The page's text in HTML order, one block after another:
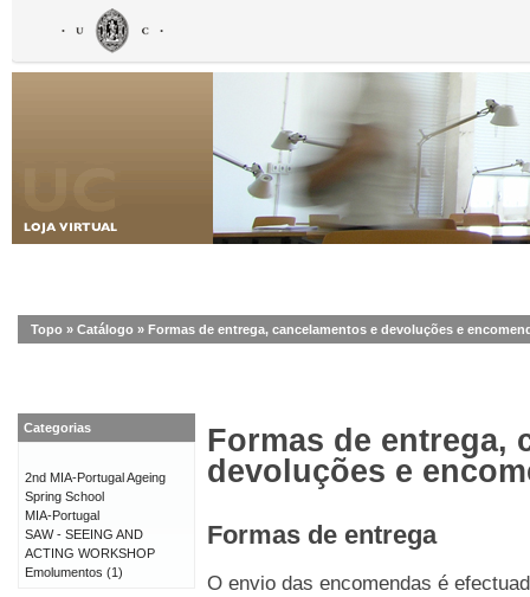
Topo » Catálogo » Formas de entrega, cancelamentos e devoluções e
Formas de entrega,
devoluções e
Formas de entrega
O envio das encomendas é
Categorias
2nd MIA-Portugal Ageing
Spring School
MIA-Portugal
SAW - SEEING AND
ACTING WORKSHOP
Emolumentos (1)